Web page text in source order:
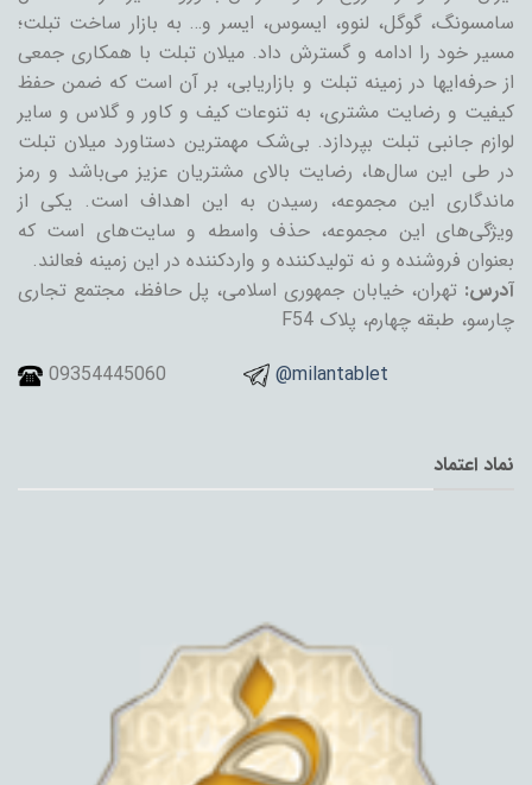
سامسونگ، گوگل، لنوو، ایسوس، ایسر و… به بازار ساخت تبلت؛
مسیر خود را ادامه و گسترش داد. میلان تبلت با همکاری جمعی
از حرفه‌ایها در زمینه تبلت و بازاریابی، بر آن است که ضمن حفظ
کیفیت و رضایت مشتری، به تنوعات کیف و کاور و گلاس و سایر
لوازم جانبی تبلت بپردازد. بی‌شک مهمترین دستاورد میلان تبلت
در طی این سال‌ها، رضایت بالای مشتریان عزیز می‌باشد و رمز
ماندگاری این مجموعه، رسیدن به این اهداف است. یکی از
ویژگی‌های این مجموعه، حذف واسطه و سایت‌های است که
بعنوان فروشنده و نه تولیدکننده و واردکننده در این زمینه فعالند.
آدرس: تهران، خیابان جمهوری اسلامی، پل حافظ، مجتمع تجاری
چارسو، طبقه چهارم، پلاک F54
09354445060
@milantablet
نماد اعتماد